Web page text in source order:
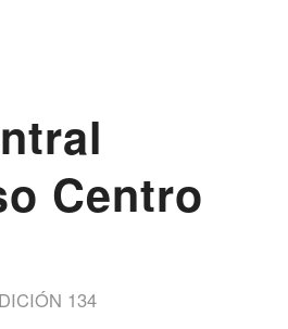
Centro
134